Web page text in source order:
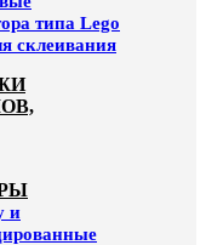
типа Lego
склеивания
и